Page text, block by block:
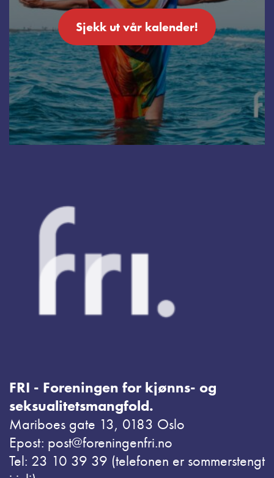
Sjekk ut vår kalender!
FRI - Foreningen for kjønns- og
seksualitetsmangfold.
Mariboes gate 13, 0183 Oslo
Epost: post@foreningenfri.no
Tel: 23 10 39 39 (telefonen er sommerstengt